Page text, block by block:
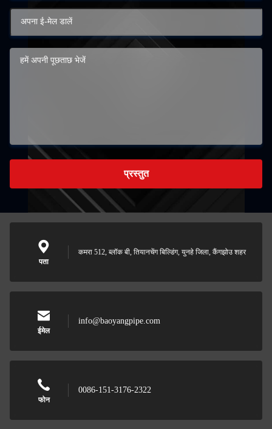
प्रस्तुत
पता
कमरा 512, ब्लॉक बी, तियानचेंग बिल्डिंग, युनहे जिला, कैंगझोउ शहर
ईमेल
info@baoyangpipe.com
फोन
0086-151-3176-2322